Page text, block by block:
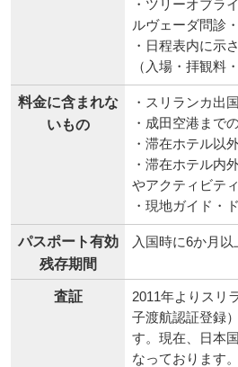
・ツリーオブラ
ルヴェーダ問診
・日程表内に示
（入場・拝観料
料金に含まれな
いもの
・スリランカ出
・成田空港まで
・滞在ホテル以
・滞在ホテル内
やアクティビティ
・現地ガイド・
パスポート有効
残存期間
入国時に6か月以
査証
2011年よりスリ
子渡航認証登録
す。現在、日本
なっております